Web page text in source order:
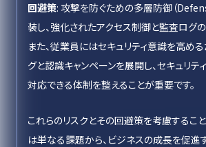
回避策: 攻撃を防ぐための多層防御（
装し、強化されたアクセス制御と監査ログ
また、従業員にはセキュリティ意識を高め
グと認識キャンペーンを展開し、セキュリテ
対応できる体制を整えることが重要です。
これらのリスクとその回避策を考慮するこ
は単なる課題から、ビジネスの成長を促